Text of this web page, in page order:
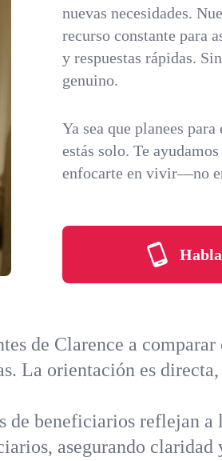
nuevas necesidades.
recurso constante para
y respuestas rápidas.
genuino.
Ya sea que planees
estás solo. Te
enfocarte en vivir—no
de Clarence a
La orientación es
de beneficiarios reflejan a
asegurando